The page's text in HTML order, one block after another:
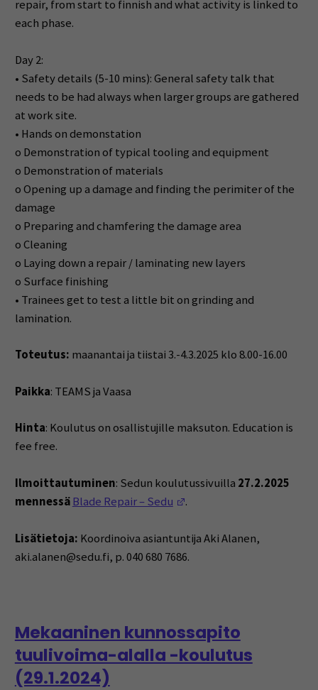
repair, from start to finnish and what activity is linked to
each phase.
Day 2:
• Safety details (5-10 mins): General safety talk that
needs to be had always when larger groups are gathered
at work site.
• Hands on demonstation
o Demonstration of typical tooling and equipment
o Demonstration of materials
o Opening up a damage and finding the perimiter of the
damage
o Preparing and chamfering the damage area
o Cleaning
o Laying down a repair / laminating new layers
o Surface finishing
• Trainees get to test a little bit on grinding and
lamination.
Toteutus: maanantai ja tiistai 3.-4.3.2025 klo 8.00-16.00
Paikka: TEAMS ja Vaasa
Hinta: Koulutus on osallistujille maksuton. Education is
fee free.
Ilmoittautuminen: Sedun koulutussivuilla 27.2.2025
mennessä Blade Repair – Sedu (Opens in a new window)
.
Lisätietoja: Koordinoiva asiantuntija Aki Alanen,
aki.alanen@sedu.fi, p. 040 680 7686.
Mekaaninen kunnossapito
tuulivoima-alalla -koulutus
(29.1.2024)